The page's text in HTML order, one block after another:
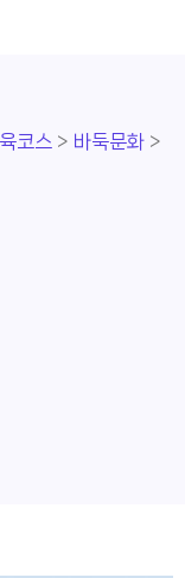
코스 > 바둑문화 >